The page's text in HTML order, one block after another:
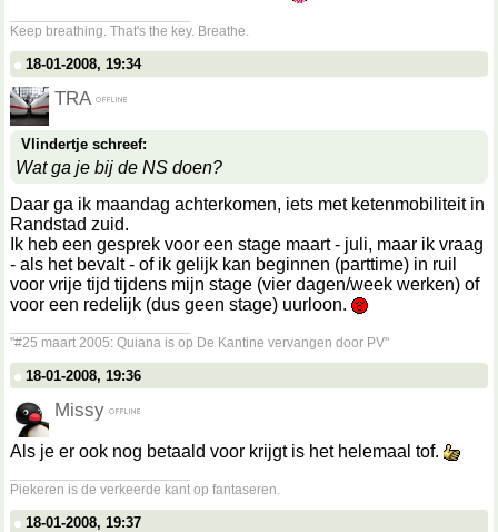
Keep breathing. That's the key. Breathe.
18-01-2008, 19:34
TRA
Vlindertje schreef:
Wat ga je bij de NS doen?
Daar ga ik maandag achterkomen, iets met ketenmobiliteit in
Randstad zuid.
Ik heb een gesprek voor een stage maart - juli, maar ik vraag
- als het bevalt - of ik gelijk kan beginnen (parttime) in ruil
voor vrije tijd tijdens mijn stage (vier dagen/week werken) of
voor een redelijk (dus geen stage) uurloon.
"#25 maart 2005: Quiana is op De Kantine vervangen door PV"
18-01-2008, 19:36
Missy
Als je er ook nog betaald voor krijgt is het helemaal tof.
Piekeren is de verkeerde kant op fantaseren.
18-01-2008, 19:37